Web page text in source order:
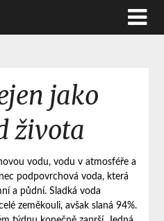
jako
života
vodu, vodu v atmosféře a
podpovrchová voda, která
a půdní. Sladká voda
zeměkouli, avšak slaná 94%.